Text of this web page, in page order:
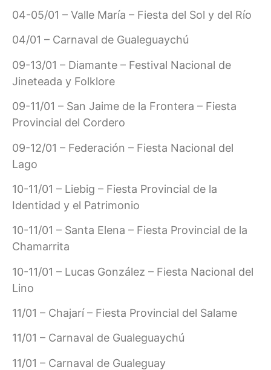
04-05/01 – Valle María – Fiesta del Sol y del Río
04/01 – Carnaval de Gualeguaychú
09-13/01 – Diamante – Festival Nacional de
Jineteada y Folklore
09-11/01 – San Jaime de la Frontera – Fiesta
Provincial del Cordero
09-12/01 – Federación – Fiesta Nacional del
Lago
10-11/01 – Liebig – Fiesta Provincial de la
Identidad y el Patrimonio
10-11/01 – Santa Elena – Fiesta Provincial de la
Chamarrita
10-11/01 – Lucas González – Fiesta Nacional del
Lino
11/01 – Chajarí – Fiesta Provincial del Salame
11/01 – Carnaval de Gualeguaychú
11/01 – Carnaval de Gualeguay